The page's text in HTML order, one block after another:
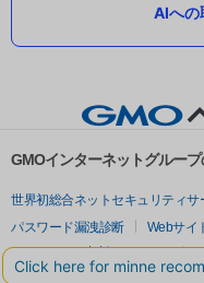
AIへの
GMOインターネットグルー
世界初総合ネットセキュリティサ
パスワード漏洩診断
Webサイ
セキュリティ相談AIチャットボッ
実在証明・盗聴対策